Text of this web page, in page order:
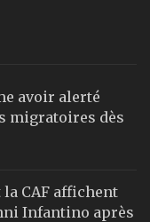
avoir alerté
migratoires dès
CAF affichent
Infantino après